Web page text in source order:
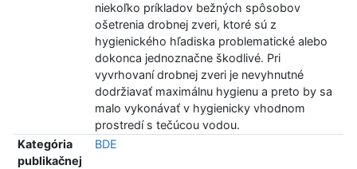
niekoľko príkladov bežných spôsobov
ošetrenia drobnej zveri, ktoré sú z
hygienického hľadiska problematické alebo
dokonca jednoznačne škodlivé. Pri
vyvrhovaní drobnej zveri je nevyhnutné
dodržiavať maximálnu hygienu a preto by sa
malo vykonávať v hygienicky vhodnom
prostredí s tečúcou vodou.
Kategória
publikačnej
BDE